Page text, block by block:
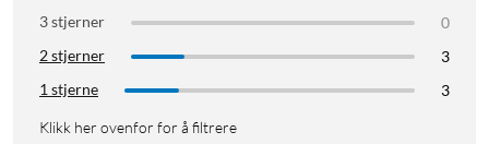
3 stjerner
0
2 stjerner
3
1 stjerne
3
Klikk her ovenfor for å filtrere